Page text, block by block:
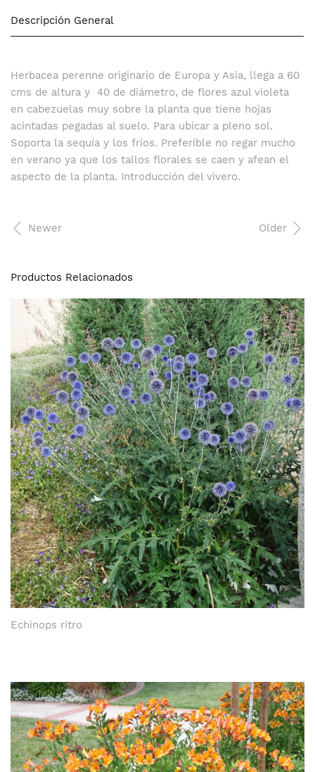
Descripción General
Herbacea perenne originario de Europa y Asia, llega a 60
cms de altura y 40 de diámetro, de flores azul violeta
en cabezuelas muy sobre la planta que tiene hojas
acintadas pegadas al suelo. Para ubicar a pleno sol.
Soporta la sequía y los fríos. Preferible no regar mucho
en verano ya que los tallos florales se caen y afean el
aspecto de la planta. Introducción del vivero.
Older
Newer
Productos Relacionados
Echinops ritro